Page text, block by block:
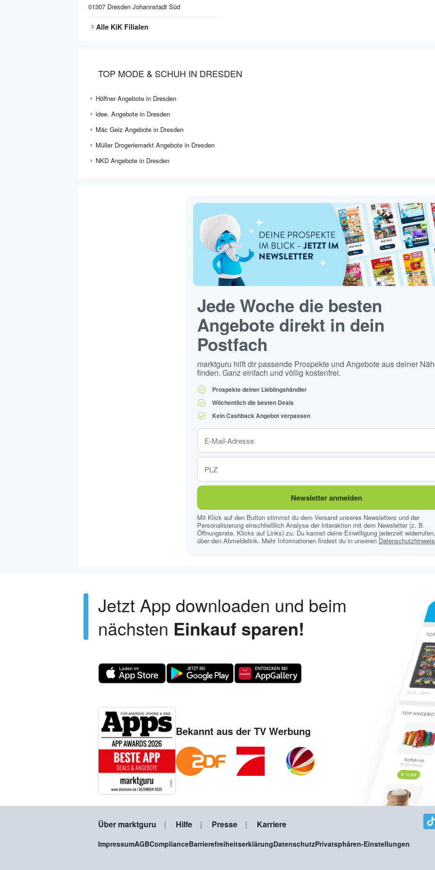
01307 Dresden Johannstadt Süd
Alle KiK Filialen
TOP MODE & SCHUH IN DRESDEN
Höffner Angebote in Dresden
idee. Angebote in Dresden
Mäc Geiz Angebote in Dresden
Müller Drogeriemarkt Angebote in Dresden
NKD Angebote in Dresden
Jede Woche die besten
Angebote direkt in dein
Postfach
marktguru hilft dir passende Prospekte und Angebote aus deiner
finden. Ganz einfach und völlig kostenfrei.
Prospekte deiner Lieblingshändler
Wöchentlich die besten Deals
Kein Cashback Angebot verpassen
Newsletter anmelden
Mit Klick auf den Button stimmst du dem Versand unseres Newsletters und der
Personalisierung einschließlich Analyse der Interaktion mit dem Newsletter (z. B.
Öffnungsrate, Klicks auf Links) zu. Du kannst deine Einwilligung jederzeit
über den Abmeldelink. Mehr Informationen findest du in unseren
Jetzt App downloaden und beim
nächsten Einkauf sparen!
Bekannt aus der TV Werbung
Über marktguru Hilfe Presse Karriere
ImpressumAGBComplianceBarrierefreiheitserklärungDatenschutzPrivatsphären-Einstellungen